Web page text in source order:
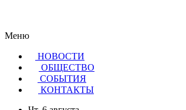
Меню
НОВОСТИ
ОБЩЕСТВО
CОБЫТИЯ
КОНТАКТЫ